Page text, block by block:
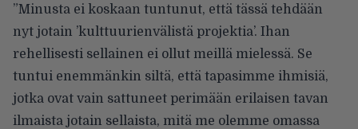
”Minusta ei koskaan tuntunut, että tässä tehdään
nyt jotain ’kulttuurienvälistä projektia’. Ihan
rehellisesti sellainen ei ollut meillä mielessä. Se
tuntui enemmänkin siltä, että tapasimme ihmisiä,
jotka ovat vain sattuneet perimään erilaisen tavan
ilmaista jotain sellaista, mitä me olemme omassa